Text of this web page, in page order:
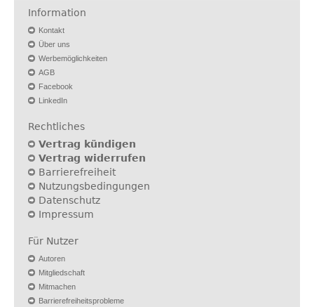
Information
Kontakt
Über uns
Werbemöglichkeiten
AGB
Facebook
LinkedIn
Rechtliches
Vertrag kündigen
Vertrag widerrufen
Barrierefreiheit
Nutzungsbedingungen
Datenschutz
Impressum
Für Nutzer
Autoren
Mitgliedschaft
Mitmachen
Barrierefreiheitsprobleme